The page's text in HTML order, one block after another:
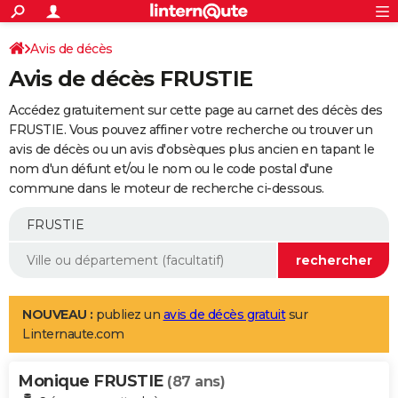
ACTUALITÉS
Politique
Société
Faits Divers
Education
Monde
Villes
+
SPORT
Coupe du monde 2026
Football
Tennis
Cyclisme
Rugby
Forum
Programme TV
TNT
Streaming
Cinéma
Sorties cinéma
Musique
+
FINANCE
Retraite
Epargne
Immobilier
Risques naturels par ville
Banque
Assurance
AUTO
Essais
Réserver un essai
Citadines
Berlines
SUV
Forum auto
+
Mobiles
Meilleur smartphone
Internet
Ordinateurs
Jeux vidéo
Guide high-tech
Aménagement intérieur
LIFESTYLE
Art de vivre
Bien-être
Loisirs
Mode
Modes de vie
Alimentation
Guide de la santé
Maladies
Médicaments
Sommeil
VOYAGE
Avis de décès
Avis de décès FRUSTIE
Accédez gratuitement sur cette page au carnet des décès des
FRUSTIE. Vous pouvez affiner votre recherche ou trouver un
avis de décès ou un avis d'obsèques plus ancien en tapant le
nom d'un défunt et/ou le nom ou le code postal d'une
commune dans le moteur de recherche ci-dessous.
NOUVEAU : publiez un avis de décès gratuitsur
Linternaute.com
Monique FRUSTIE (87 ans)